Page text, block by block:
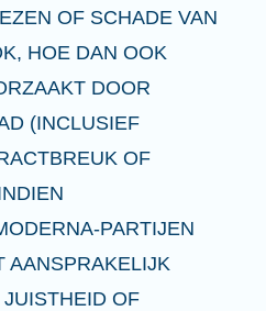
OF SCHADE VAN
HOE DAN OOK
DOOR
(INCLUSIEF
OF
PARTIJEN
AANSPRAKELIJK
OF